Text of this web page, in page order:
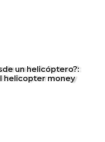
un helicóptero?:
helicopter money